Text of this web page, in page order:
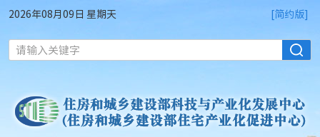
2026年08月09日 星期天 [简约版]
请输入关键字